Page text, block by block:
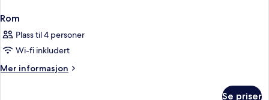
Rom
Plass til 4 personer
Wi-fi inkludert
Mer informasjon
Mer
Se priser